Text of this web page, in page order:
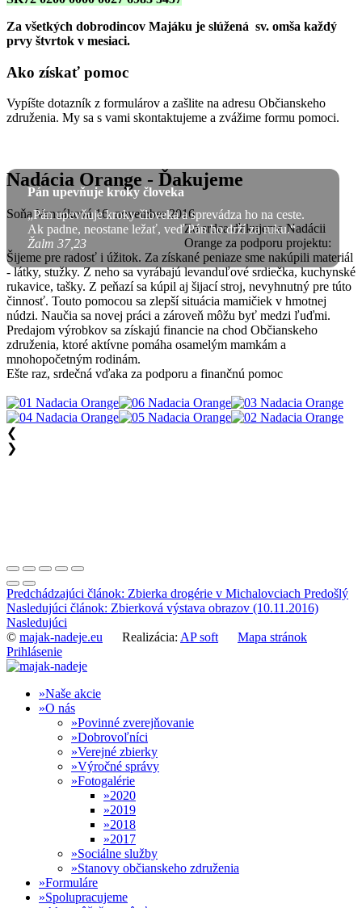
Za všetkých dobrodincov Majáku je slúžená sv. omša každý
prvy štvrtok v mesiaci.
Ako získať pomoc
Vypíšte dotazník z formulárov a zašlite na adresu Občianskeho
združenia. My sa s vami skontaktujeme a zvážime formu pomoci.
Pán upevňuje kroky človeka
„Pán upevňuje kroky človeka a sprevádza ho na ceste.
Ak padne, neostane ležať, veď Pán ho drží za ruku.“
Žalm 37,23
Nadácia Orange - Ďakujeme
Soňa Vancáková 16. november 2016
Zo srdca ďakujeme Nadácii
Orange za podporu projektu:
Šijeme pre radosť i úžitok. Za získané peniaze sme nakúpili materiál
- látky, stužky. Z neho sa vyrábajú levanduľové srdiečka, kuchynské
rukavice, tašky. Z peňazí sa kúpil aj šijací stroj, nevyhnutný pre túto
činnosť. Touto pomocou sa zlepší situácia mamičiek v hmotnej
núdzi. Naučia sa novej práci a zároveň môžu byť medzi ľuďmi.
Predajom výrobkov sa získajú financie na chod Občianskeho
združenia, ktoré aktívne pomáha osamelým mamkám a
mnohopočetným rodinám.
Ešte raz, srdečná vďaka za podporu a finančnú pomoc
❮
❯
Predchádzajúci článok: Zbierka drogérie v Michalovciach Predošlý
Nasledujúci článok: Zbierková výstava obrazov (10.11.2016)
Nasledujúci
© majak-nadeje.eu Realizácia: AP soft
Mapa stránok
Prihlásenie
Naše akcie
O nás
Povinné zverejňovanie
Dobrovoľníci
Verejné zbierky
Výročné správy
Fotogalérie
2020
2019
2018
2017
Sociálne služby
Stanovy občianskeho združenia
Formuláre
Spolupracujeme